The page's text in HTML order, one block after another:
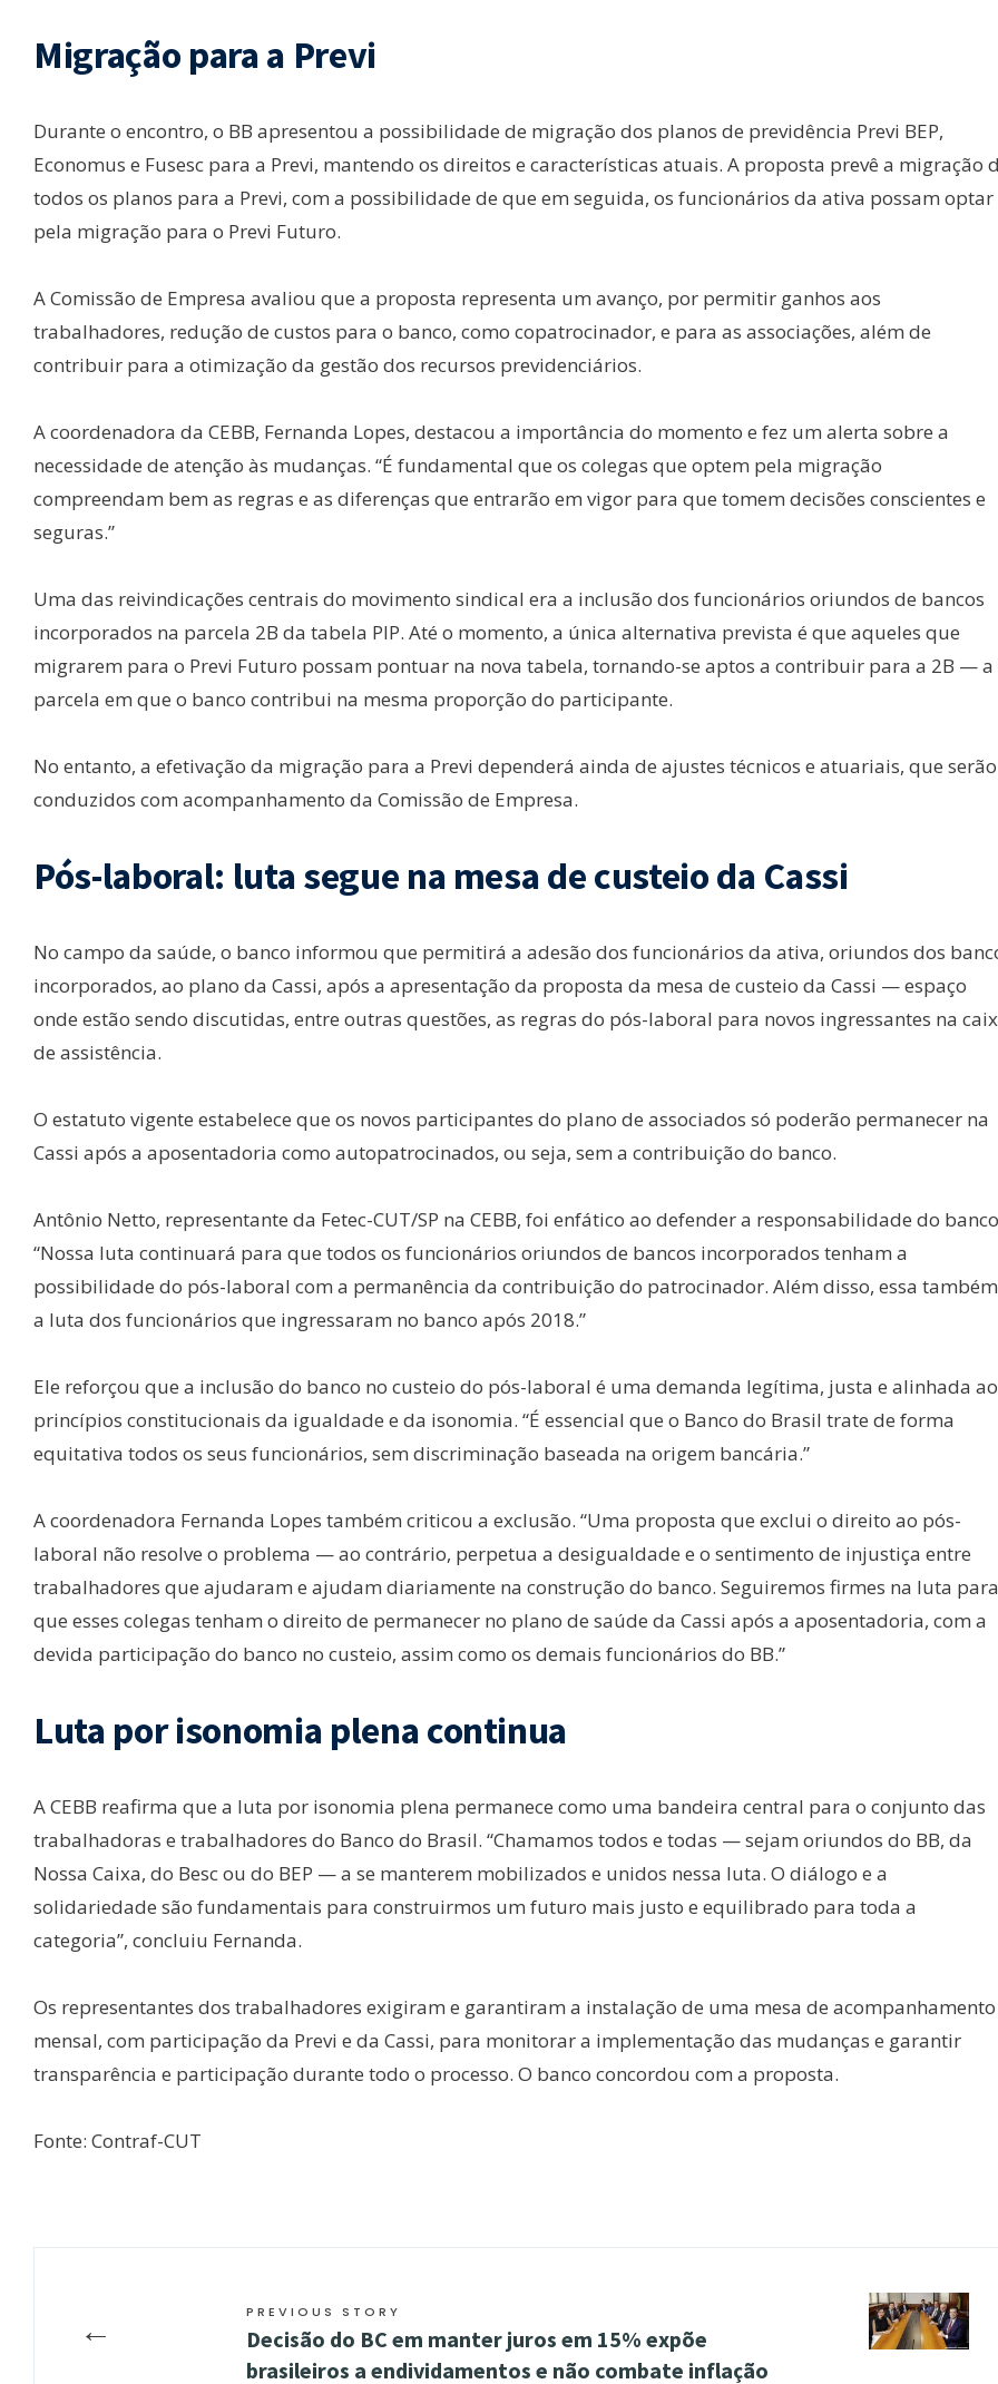
Migração para a Previ
Durante o encontro, o BB apresentou a possibilidade de migração dos planos de previdência Previ BEP,
Economus e Fusesc para a Previ, mantendo os direitos e características atuais. A proposta prevê a migração
todos os planos para a Previ, com a possibilidade de que em seguida, os funcionários da ativa possam optar
pela migração para o Previ Futuro.
A Comissão de Empresa avaliou que a proposta representa um avanço, por permitir ganhos aos
trabalhadores, redução de custos para o banco, como copatrocinador, e para as associações, além de
contribuir para a otimização da gestão dos recursos previdenciários.
A coordenadora da CEBB, Fernanda Lopes, destacou a importância do momento e fez um alerta sobre a
necessidade de atenção às mudanças. “É fundamental que os colegas que optem pela migração
compreendam bem as regras e as diferenças que entrarão em vigor para que tomem decisões conscientes e
seguras.”
Uma das reivindicações centrais do movimento sindical era a inclusão dos funcionários oriundos de bancos
incorporados na parcela 2B da tabela PIP. Até o momento, a única alternativa prevista é que aqueles que
migrarem para o Previ Futuro possam pontuar na nova tabela, tornando-se aptos a contribuir para a 2B — a
parcela em que o banco contribui na mesma proporção do participante.
No entanto, a efetivação da migração para a Previ dependerá ainda de ajustes técnicos e atuariais, que serão
conduzidos com acompanhamento da Comissão de Empresa.
Pós-laboral: luta segue na mesa de custeio da Cassi
No campo da saúde, o banco informou que permitirá a adesão dos funcionários da ativa, oriundos dos
incorporados, ao plano da Cassi, após a apresentação da proposta da mesa de custeio da Cassi — espaço
onde estão sendo discutidas, entre outras questões, as regras do pós-laboral para novos ingressantes na
de assistência.
O estatuto vigente estabelece que os novos participantes do plano de associados só poderão permanecer na
Cassi após a aposentadoria como autopatrocinados, ou seja, sem a contribuição do banco.
Antônio Netto, representante da Fetec-CUT/SP na CEBB, foi enfático ao defender a responsabilidade do
“Nossa luta continuará para que todos os funcionários oriundos de bancos incorporados tenham a
possibilidade do pós-laboral com a permanência da contribuição do patrocinador. Além disso, essa
a luta dos funcionários que ingressaram no banco após 2018.”
Ele reforçou que a inclusão do banco no custeio do pós-laboral é uma demanda legítima, justa e alinhada
princípios constitucionais da igualdade e da isonomia. “É essencial que o Banco do Brasil trate de forma
equitativa todos os seus funcionários, sem discriminação baseada na origem bancária.”
A coordenadora Fernanda Lopes também criticou a exclusão. “Uma proposta que exclui o direito ao pós-
laboral não resolve o problema — ao contrário, perpetua a desigualdade e o sentimento de injustiça entre
trabalhadores que ajudaram e ajudam diariamente na construção do banco. Seguiremos firmes na luta para
que esses colegas tenham o direito de permanecer no plano de saúde da Cassi após a aposentadoria, com a
devida participação do banco no custeio, assim como os demais funcionários do BB.”
Luta por isonomia plena continua
A CEBB reafirma que a luta por isonomia plena permanece como uma bandeira central para o conjunto das
trabalhadoras e trabalhadores do Banco do Brasil. “Chamamos todos e todas — sejam oriundos do BB, da
Nossa Caixa, do Besc ou do BEP — a se manterem mobilizados e unidos nessa luta. O diálogo e a
solidariedade são fundamentais para construirmos um futuro mais justo e equilibrado para toda a
categoria”, concluiu Fernanda.
Os representantes dos trabalhadores exigiram e garantiram a instalação de uma mesa de acompanhamento
mensal, com participação da Previ e da Cassi, para monitorar a implementação das mudanças e garantir
transparência e participação durante todo o processo. O banco concordou com a proposta.
Fonte: Contraf-CUT
← PREVIOUS STORY
Decisão do BC em manter juros em 15% expõe
brasileiros a endividamentos e não combate inflação